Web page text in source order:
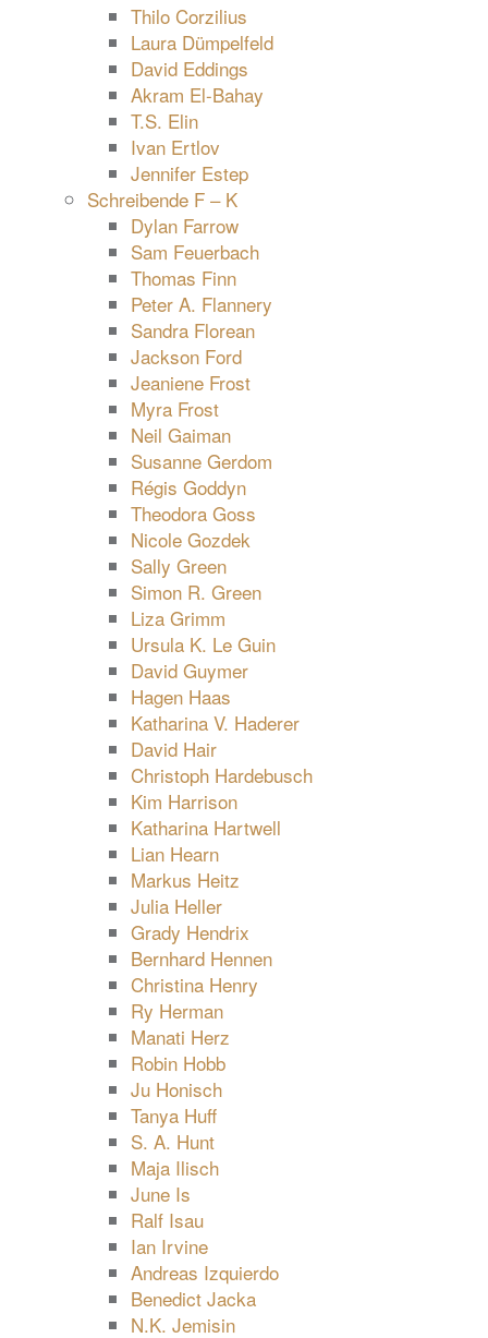
Thilo Corzilius
Laura Dümpelfeld
David Eddings
Akram El-Bahay
T.S. Elin
Ivan Ertlov
Jennifer Estep
Schreibende F – K
Dylan Farrow
Sam Feuerbach
Thomas Finn
Peter A. Flannery
Sandra Florean
Jackson Ford
Jeaniene Frost
Myra Frost
Neil Gaiman
Susanne Gerdom
Régis Goddyn
Theodora Goss
Nicole Gozdek
Sally Green
Simon R. Green
Liza Grimm
Ursula K. Le Guin
David Guymer
Hagen Haas
Katharina V. Haderer
David Hair
Christoph Hardebusch
Kim Harrison
Katharina Hartwell
Lian Hearn
Markus Heitz
Julia Heller
Grady Hendrix
Bernhard Hennen
Christina Henry
Ry Herman
Manati Herz
Robin Hobb
Ju Honisch
Tanya Huff
S. A. Hunt
Maja Ilisch
June Is
Ralf Isau
Ian Irvine
Andreas Izquierdo
Benedict Jacka
N.K. Jemisin